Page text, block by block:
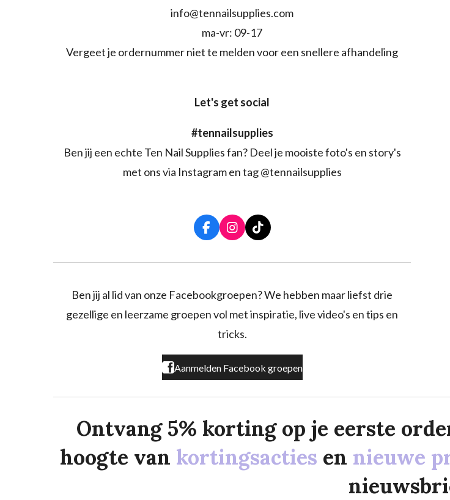
info@tennailsupplies.com
ma-vr: 09-17
Vergeet je ordernummer niet te melden voor een snellere afhandeling
Let's get social
#tennailsupplies
Ben jij een echte Ten Nail Supplies fan? Deel je mooiste foto's en story's
met ons via Instagram en tag @tennailsupplies
F
a
o
k
I
n
r
a
T
i
k
Ben jij al lid van onze Facebookgroepen? We hebben maar liefst drie
gezellige en leerzame groepen vol met inspiratie, live video's en tips en
tricks.
Aanmelden Facebook groepen
Ontvang 5% korting op je eerste
hoogte van kortingsacties en nieuwe